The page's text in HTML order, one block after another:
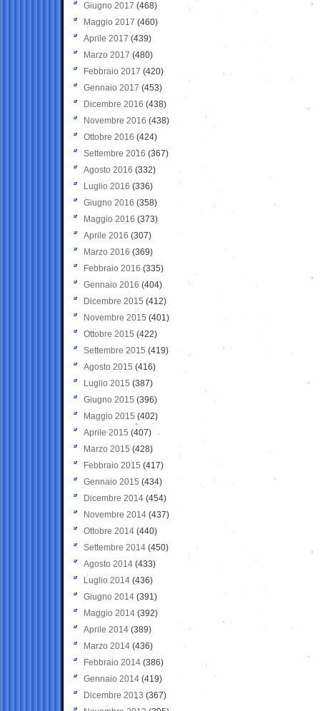
Giugno 2017 (468)
Maggio 2017 (460)
Aprile 2017 (439)
Marzo 2017 (480)
Febbraio 2017 (420)
Gennaio 2017 (453)
Dicembre 2016 (438)
Novembre 2016 (438)
Ottobre 2016 (424)
Settembre 2016 (367)
Agosto 2016 (332)
Luglio 2016 (336)
Giugno 2016 (358)
Maggio 2016 (373)
Aprile 2016 (307)
Marzo 2016 (369)
Febbraio 2016 (335)
Gennaio 2016 (404)
Dicembre 2015 (412)
Novembre 2015 (401)
Ottobre 2015 (422)
Settembre 2015 (419)
Agosto 2015 (416)
Luglio 2015 (387)
Giugno 2015 (396)
Maggio 2015 (402)
Aprile 2015 (407)
Marzo 2015 (428)
Febbraio 2015 (417)
Gennaio 2015 (434)
Dicembre 2014 (454)
Novembre 2014 (437)
Ottobre 2014 (440)
Settembre 2014 (450)
Agosto 2014 (433)
Luglio 2014 (436)
Giugno 2014 (391)
Maggio 2014 (392)
Aprile 2014 (389)
Marzo 2014 (436)
Febbraio 2014 (386)
Gennaio 2014 (419)
Dicembre 2013 (367)